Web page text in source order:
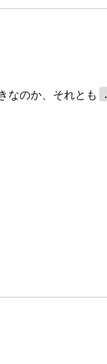
なのか、それとも